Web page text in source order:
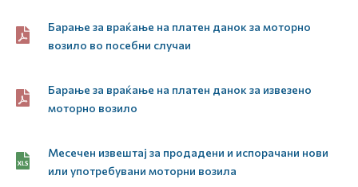
Барање за враќање на платен данок за моторно
возило во посебни случаи
Барање за враќање на платен данок за извезено
моторно возило
Месечен извештај за продадени и испорачани нови
или употребувани моторни возила